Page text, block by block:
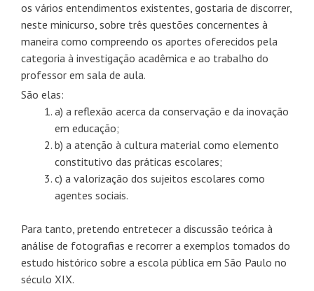
os vários entendimentos existentes, gostaria de discorrer,
neste minicurso, sobre três questões concernentes à
maneira como compreendo os aportes oferecidos pela
categoria à investigação acadêmica e ao trabalho do
professor em sala de aula.
São elas:
a) a reflexão acerca da conservação e da inovação
em educação;
b) a atenção à cultura material como elemento
constitutivo das práticas escolares;
c) a valorização dos sujeitos escolares como
agentes sociais.
Para tanto, pretendo entretecer a discussão teórica à
análise de fotografias e recorrer a exemplos tomados do
estudo histórico sobre a escola pública em São Paulo no
século XIX.